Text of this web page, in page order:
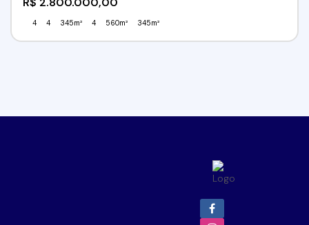
4 4 345m² 4 560m² 345m²